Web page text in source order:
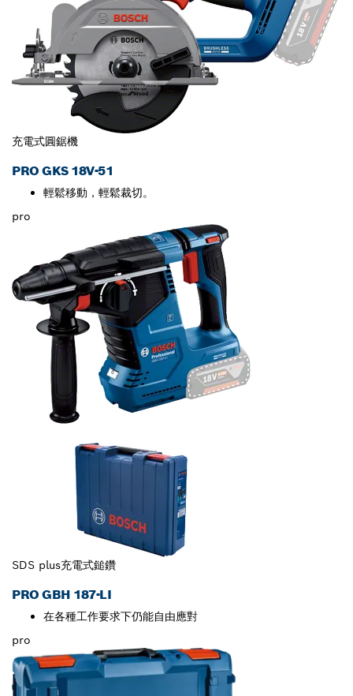
充電式圓鋸機
PRO GKS 18V-51
輕鬆移動，輕鬆裁切。
pro
SDS plus充電式鎚鑽
PRO GBH 187-LI
在各種工作要求下仍能自由應對
pro